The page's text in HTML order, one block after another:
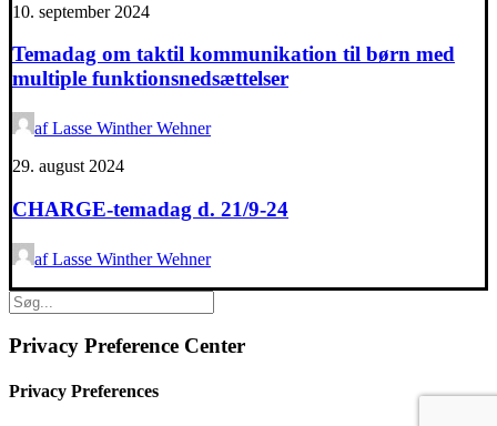
10. september 2024
Temadag om taktil kommunikation til børn med
multiple funktionsnedsættelser
af Lasse Winther Wehner
29. august 2024
CHARGE-temadag d. 21/9-24
af Lasse Winther Wehner
Privacy Preference Center
Privacy Preferences